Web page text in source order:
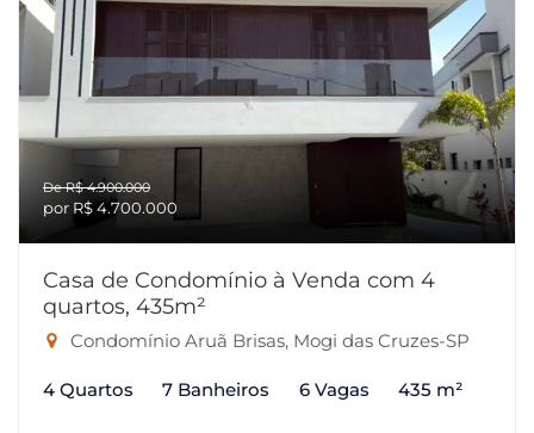
De R$ 4.900.000
por R$ 4.700.000
Casa de Condomínio à Venda com 4
quartos, 435m²
Condomínio Aruã Brisas, Mogi das Cruzes-SP
4 Quartos 7 Banheiros 6 Vagas 435 m²